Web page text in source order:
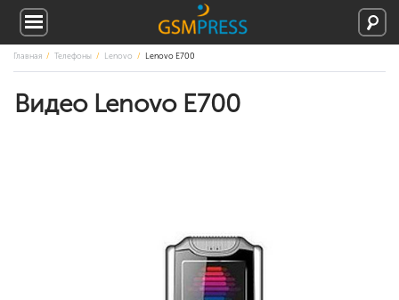
Главная Телефоны Lenovo Lenovo E700
Видео Lenovo E700